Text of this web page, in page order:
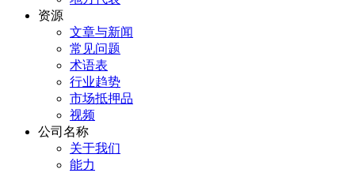
资源
文章与新闻
常见问题
术语表
行业趋势
市场抵押品
视频
公司名称
关于我们
能力